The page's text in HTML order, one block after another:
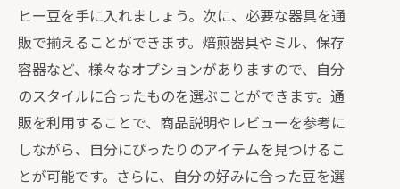
ヒー豆を手に入れましょう。次に、必要な器具を通
販で揃えることができます。焙煎器具やミル、保存
容器など、様々なオプションがありますので、自分
のスタイルに合ったものを選ぶことができます。通
販を利用することで、商品説明やレビューを参考に
しながら、自分にぴったりのアイテムを見つけるこ
とが可能です。さらに、自分の好みに合った豆を選